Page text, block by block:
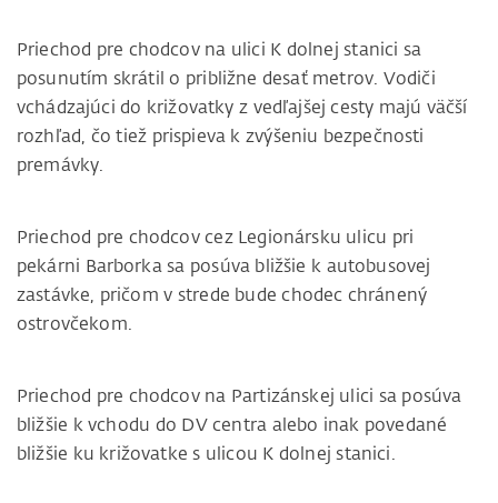
Priechod pre chodcov na ulici K dolnej stanici sa
posunutím skrátil o približne desať metrov. Vodiči
vchádzajúci do križovatky z vedľajšej cesty majú väčší
rozhľad, čo tiež prispieva k zvýšeniu bezpečnosti
premávky.
Priechod pre chodcov cez Legionársku ulicu pri
pekárni Barborka sa posúva bližšie k autobusovej
zastávke, pričom v strede bude chodec chránený
ostrovčekom.
Priechod pre chodcov na Partizánskej ulici sa posúva
bližšie k vchodu do DV centra alebo inak povedané
bližšie ku križovatke s ulicou K dolnej stanici.